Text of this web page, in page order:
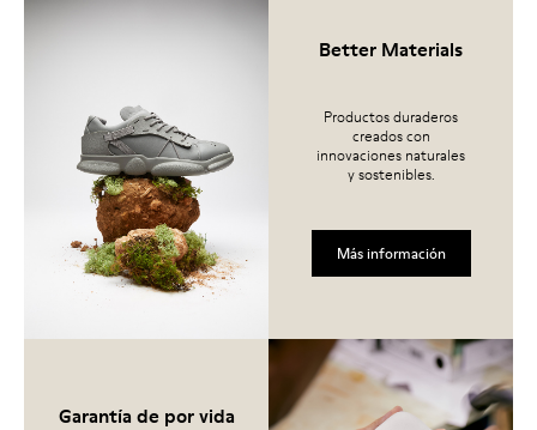
Better Materials
Productos duraderos
creados con
innovaciones naturales
y sostenibles.
Más información
Garantía de por vida